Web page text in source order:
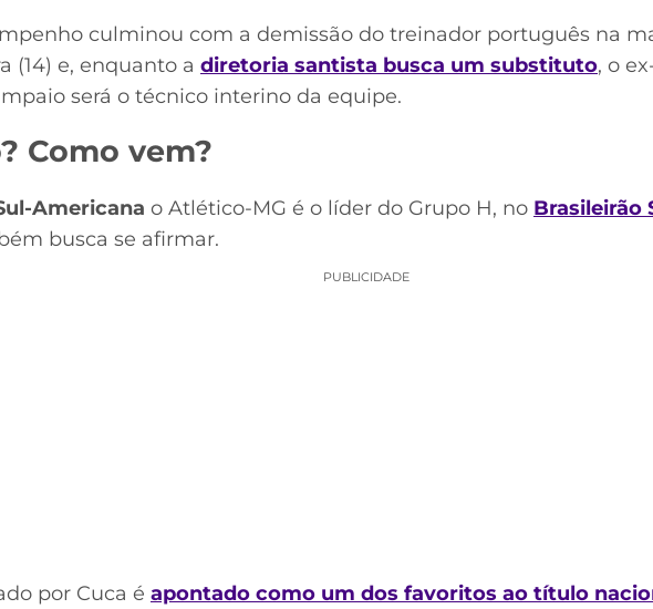
culminou com a demissão do treinador português na
(14) e, enquanto a diretoria santista busca um substituto, o
será o técnico interino da equipe.
Como vem?
Americana o Atlético-MG é o líder do Grupo H, no Brasileirão
busca se afirmar.
PUBLICIDADE
por Cuca é apontado como um dos favoritos ao título